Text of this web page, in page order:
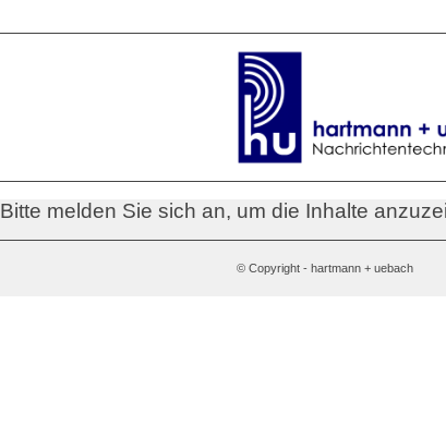
Bitte melden Sie sich an, um die Inhalte
© Copyright - hartmann + uebach